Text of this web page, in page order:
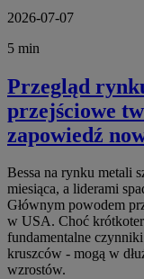
2026-07-07
5 min
Przegląd
przejściowe
zapowiedź
Bessa na rynku metali
miesiąca, a liderami
Głównym powodem
w USA. Choć
fundamentalne
kruszców - mogą w
wzrostów.